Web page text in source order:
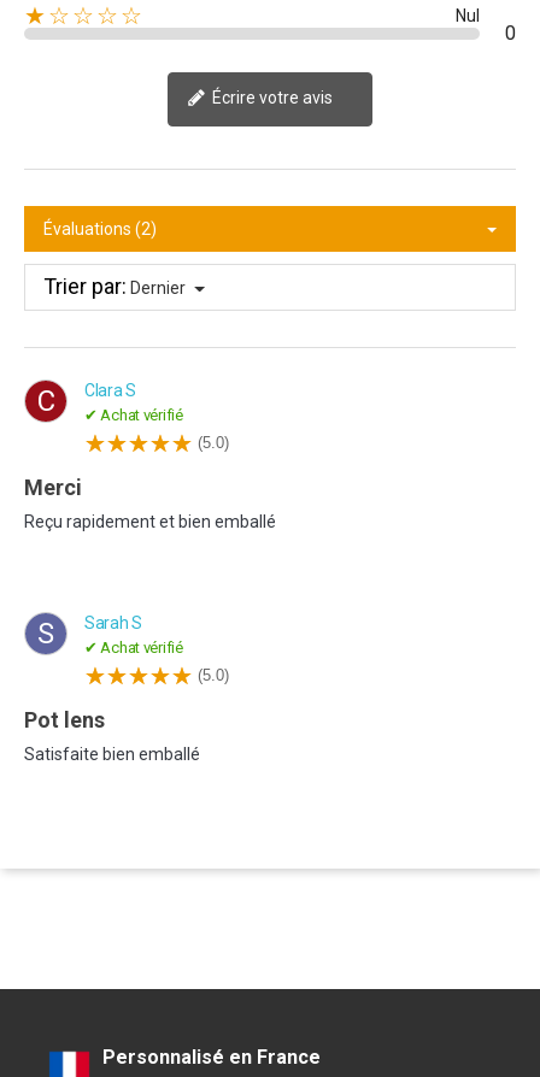
★☆☆☆☆ Nul
0
Écrire votre avis
Évaluations (2)
Trier par: Dernier
C Clara S
✔ Achat vérifié
(5.0)
Merci
Reçu rapidement et bien emballé
S Sarah S
✔ Achat vérifié
(5.0)
Pot lens
Satisfaite bien emballé
Personnalisé en France